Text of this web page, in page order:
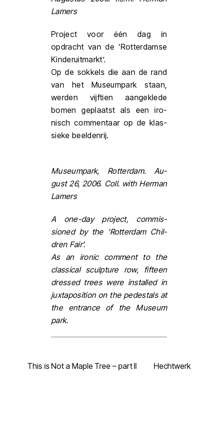
Lamers
Pro­ject voor één dag in
opdracht van de ‘Rot­ter­dam­se
Kin­der­uit­markt’.
Op de sok­kels die aan de rand
van het Muse­um­park staan,
wer­den vijf­tien aan­ge­kle­de
bomen geplaatst als een iro­
nisch com­men­taar op de klas­
sie­ke beel­den­rij.
Mu­se­umpark, Rot­ter­dam. Au­
gust 26, 2006. Coll. with Her­man
Lamers
A one-day pro­ject, com­mis­
sioned by the ‘Rot­ter­dam Chil­
dren Fair’.
As an iron­ic com­ment to the
clas­si­cal sculp­ture row, fif­teen
dressed trees were in­stalled in
jux­ta­po­si­tion on the pedestals at
the en­trance of the Museum
park.
This is Not a Maple Tree – part II Hechtwerk